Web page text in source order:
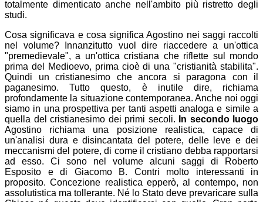
totalmente dimenticato anche nell'ambito più ristretto degli
studi.
Cosa significava e cosa significa Agostino nei saggi raccolti
nel volume? Innanzitutto vuol dire riaccedere a un'ottica
"premedievale", a un'ottica cristiana che riflette sul mondo
prima del Medioevo, prima cioè di una "cristianità stabilita".
Quindi un cristianesimo che ancora si paragona con il
paganesimo. Tutto questo, è inutile dire, richiama
profondamente la situazione contemporanea. Anche noi oggi
siamo in una prospettiva per tanti aspetti analoga e simile a
quella del cristianesimo dei primi secoli.
In secondo luogo
Agostino richiama una posizione realistica, capace di
un'analisi dura e disincantata del potere, delle leve e dei
meccanismi del potere, di come il cristiano debba rapportarsi
ad esso. Ci sono nel volume alcuni saggi di Roberto
Esposito e di Giacomo B. Contri molto interessanti in
proposito. Concezione realistica epperò, al contempo, non
assolutistica ma tollerante. Né lo Stato deve prevaricare sulla